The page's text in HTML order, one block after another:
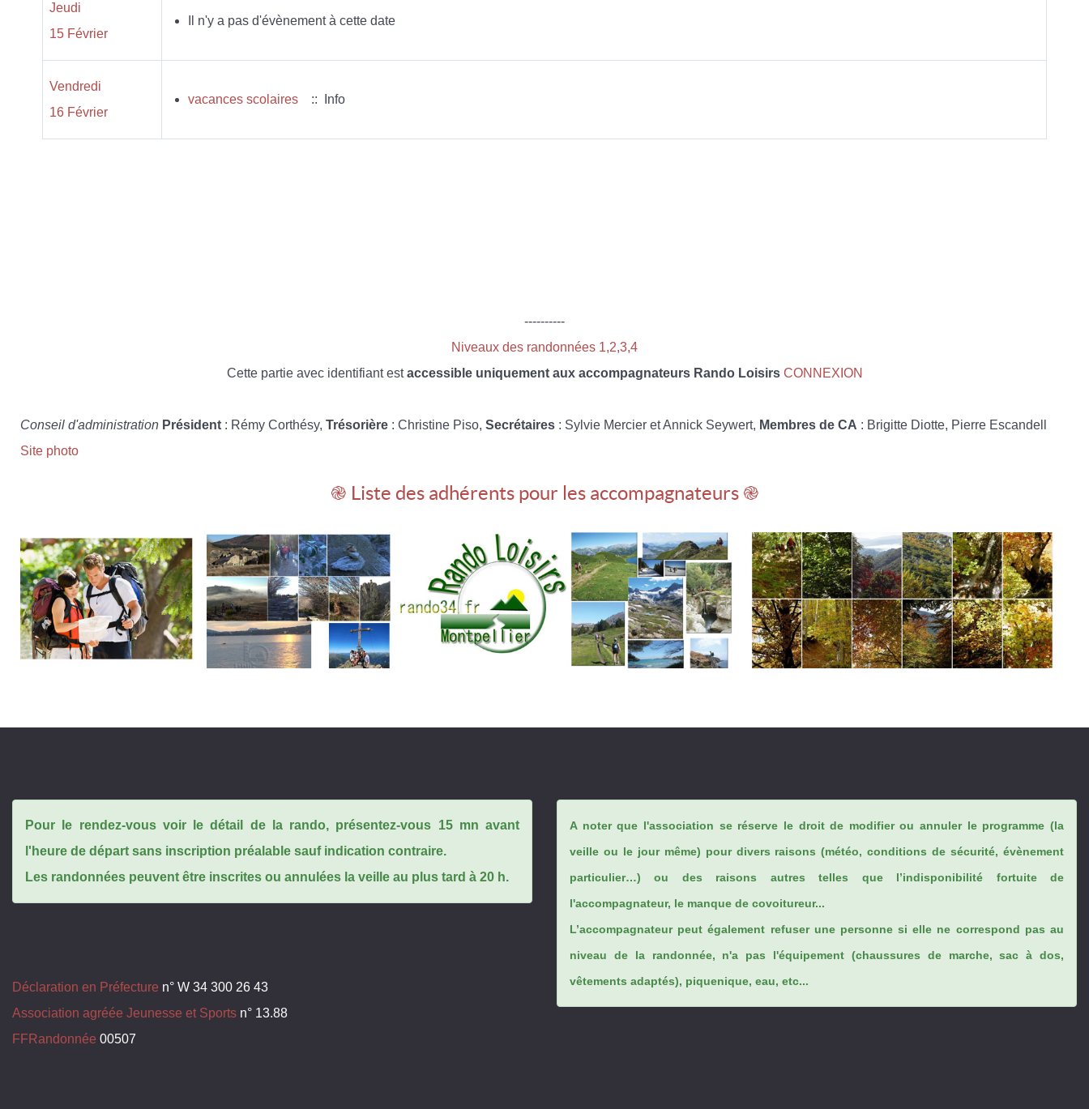
Jeudi
15 Février
Il n'y a pas d'évènement à cette date
Vendredi
16 Février
vacances scolaires :: Info
----------
Niveaux des randonnées 1,2,3,4
Cette partie avec identifiant estaccessible uniquement aux accompagnateurs Rando Loisirs CONNEXION
Conseil d'administration Président : Rémy Corthésy, Trésorière : Christine Piso, Secrétaires : Sylvie Mercier et Annick Seywert, Membres de CA : Brigitte Diotte, Pierre Escandell
Site photo
֎ Liste des adhérents pour les accompagnateurs ֎
Pour le rendez-vous voir le détail de la rando, présentez-vous 15 mn avant
l'heure de départ sans inscription préalable sauf indication contraire.
Les randonnées peuvent être inscrites ou annulées la veille au plus tard à 20 h.
Déclaration en Préfecture n° W 34 300 26 43
Association agréée Jeunesse et Sports n° 13.88
FFRandonnée 00507
A noter que l'association se réserve le droit de modifier ou annuler le programme (la
veille ou le jour même) pour divers raisons (météo, conditions de sécurité, évènement
particulier…) ou des raisons autres telles que l’indisponibilité fortuite de
l'accompagnateur, le manque de covoitureur...
L’accompagnateur peut également refuser une personne si elle ne correspond pas au
niveau de la randonnée, n'a pas l'équipement (chaussures de marche, sac à dos,
vêtements adaptés), piquenique, eau, etc...